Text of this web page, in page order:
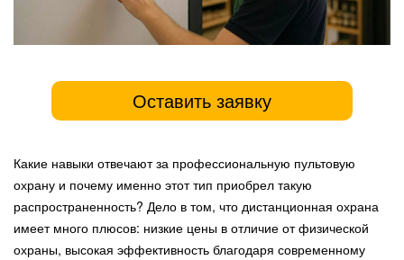
Оставить заявку
Какие навыки отвечают за профессиональную пультовую
охрану и почему именно этот тип приобрел такую
распространенность? Дело в том, что дистанционная охрана
имеет много плюсов: низкие цены в отличие от физической
охраны, высокая эффективность благодаря современному